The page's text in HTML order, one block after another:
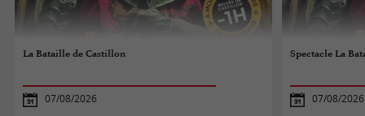
La Bataille de Castillon
07/08/2026
Spectacle La
07/08/2026